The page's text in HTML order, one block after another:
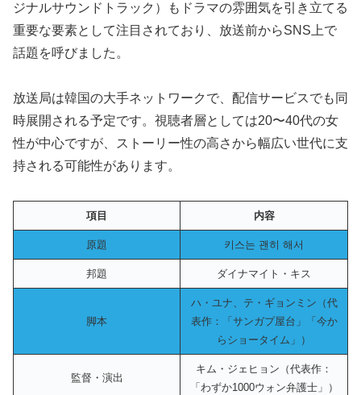
ジナルサウンドトラック）もドラマの雰囲気を引き立てる
重要な要素として注目されており、放送前からSNS上で
話題を呼びました。
放送局は韓国の大手ネットワークで、配信サービスでも同
時展開される予定です。視聴者層としては20〜40代の女
性が中心ですが、ストーリー性の高さから幅広い世代に支
持される可能性があります。
項目 内容
原題 키스는 괜히 해서
邦題 ダイナマイト・キス
脚本
ハ・ユナ、テ・ギョンミン（代
表作：「サンガプ屋台」「今か
らショータイム」）
監督・演出
キム・ジェヒョン（代表作：
「わずか1000ウォン弁護士」）